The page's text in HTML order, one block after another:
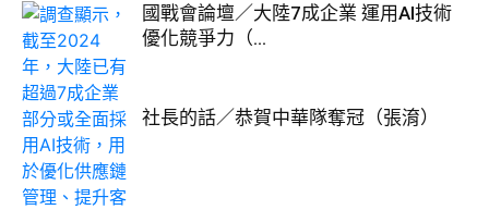
國戰會論壇／大陸7成企業 運用AI技術
優化競爭力（...
社長的話／恭賀中華隊奪冠（張淯）